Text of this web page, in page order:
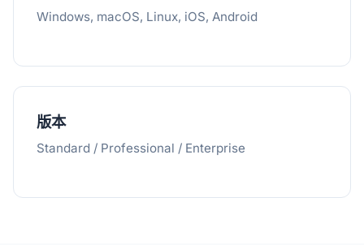
Windows, macOS, Linux, iOS, Android
版本
Standard / Professional / Enterprise